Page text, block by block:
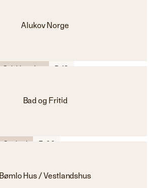
Alukov Norge
Bad og Fritid
Bømlo Hus / Vestlandshus